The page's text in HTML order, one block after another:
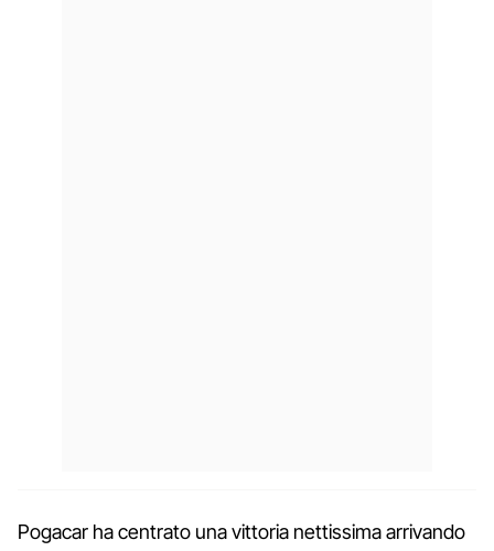
Pogacar ha centrato una vittoria nettissima arrivando